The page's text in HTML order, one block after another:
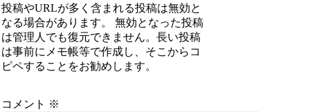
投稿やURLが多く含まれる投稿は無効と
なる場合があります。 無効となった投稿
は管理人でも復元できません。長い投稿
は事前にメモ帳等で作成し、そこからコ
ピペすることをお勧めします。
コメント ※